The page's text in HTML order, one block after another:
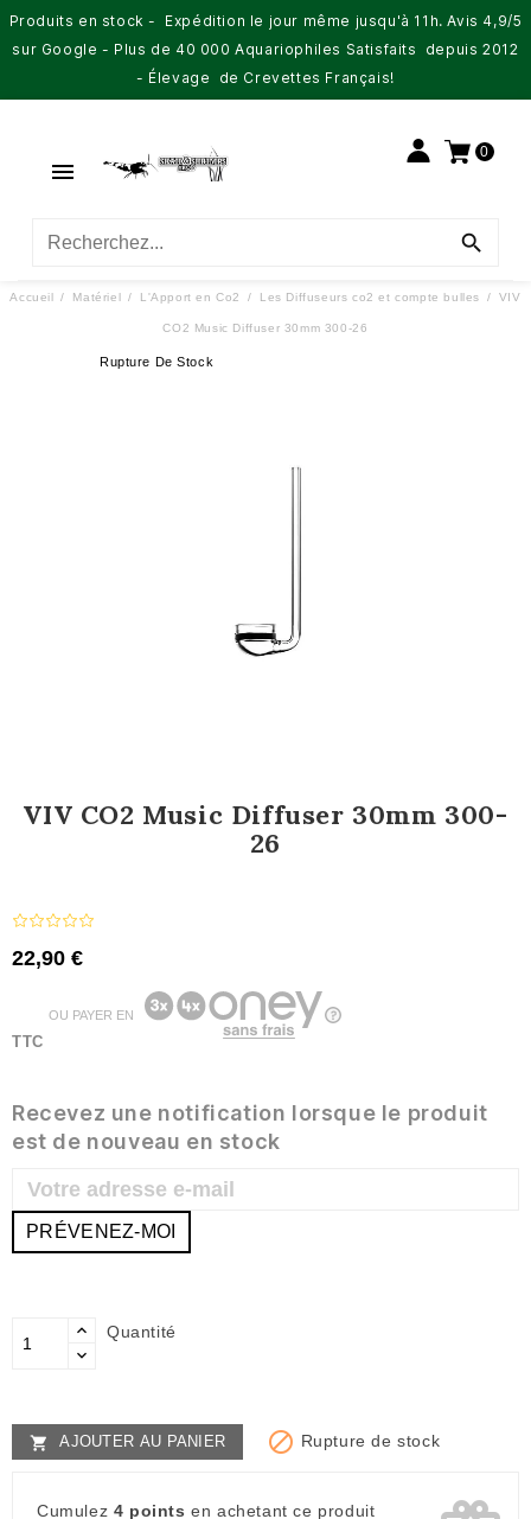
Produits en stock - Expédition le jour même jusqu'à 11h. Avis 4,9/5
sur Google - Plus de 40 000 Aquariophiles Satisfaits depuis 2012
- Élevage de Crevettes Français!

0

Accueil Matériel L'Apport en Co2 Les Diffuseurs co2 et compte bulles VIV
CO2 Music Diffuser 30mm 300-26
Rupture De Stock
VIV CO2 Music Diffuser 30mm 300-
26
22,90 €
TTC
OU PAYER EN
Recevez une notification lorsque le produit
est de nouveau en stock
PRÉVENEZ-MOI
Quantité
 AJOUTER AU PANIER  Rupture de stock
Cumulez 4 points en achetant ce produit